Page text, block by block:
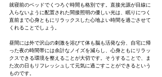
就寝前のベッドでくつろぐ時間も格別です。直接光源が目線に
入らないように配置された間接照明の優しい光は、眠りにつく
直前まで心身ともにリラックスした心地よい時間を過ごさせて
くれることでしょう。
昼間には外で沢山の刺激を浴びて体も脳も活発な分、自宅に帰
った夜の時間帯には余計なノイズを減らし、心身ともにリラッ
クスできる環境を整えることが大切です。そうすることで、ま
た次の日もリフレッシュして元気に過ごすことができるという
ものです。